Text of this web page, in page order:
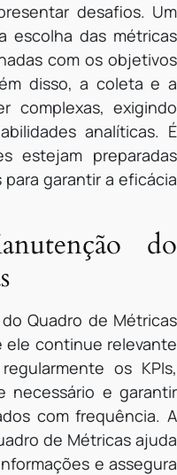
desafios. Um
escolha das métricas
com os objetivos
disso, a coleta e a
complexas, exigindo
analíticas. É
estejam preparadas
garantir a eficácia
do
Quadro de Métricas
ele continue relevante
os KPIs,
necessário e garantir
com frequência. A
de Métricas ajuda
e assegura